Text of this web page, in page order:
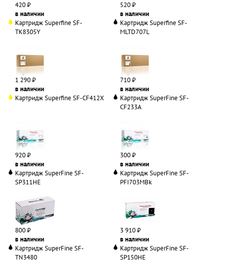
420 ₽
в наличии
520 ₽
в наличии
Картридж Superfine SF-
TK8305Y
1 290 ₽
в наличии
Картридж Superfine SF-
MLTD707L
710 ₽
в наличии
Картридж Superfine SF-CF412X
920 ₽
в наличии
Картридж SuperFine SF-
CF233A
300 ₽
в наличии
Картридж SuperFine SF-
SP311HE
800 ₽
в наличии
Картридж SuperFine SF-
PFI703MBk
3 910 ₽
в наличии
Картридж SuperFine SF-
TN3480
Картридж SuperFine SF-
SP150HE